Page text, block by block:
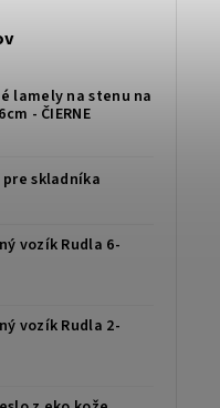
lamely na stenu na
- ČIERNE
skladníka
vozík Rudla 6-
vozík Rudla 2-